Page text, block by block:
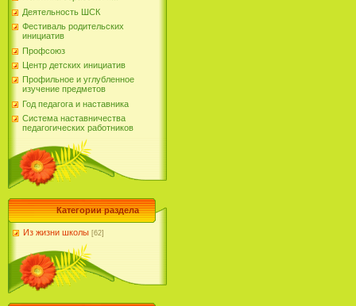
Деятельность ШСК
Фестиваль родительских
инициатив
Профсоюз
Центр детских инициатив
Профильное и углубленное
изучение предметов
Год педагога и наставника
Система наставничества
педагогических работников
Категории раздела
Из жизни школы [62]